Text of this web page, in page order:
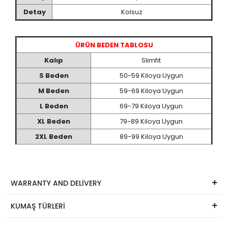
Detay
Kolsuz
ÜRÜN BEDEN TABLOSU
Kalıp
Slimfıt
S Beden
50-59 Kiloya Uygun
M Beden
59-69 Kiloya Uygun
L Beden
69-79 Kiloya Uygun
XL Beden
79-89 Kiloya Uygun
2XL Beden
89-99 Kiloya Uygun
WARRANTY AND DELİVERY
KUMAŞ TÜRLERİ